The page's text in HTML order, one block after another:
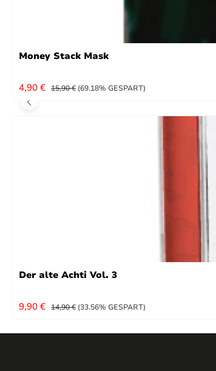
Money Stack Mask
VERKAUFSPREIS:
4,90 € REGULÄRER PREIS:
15,90 € (69.18% GESPART)
Der alte Achti Vol. 3
VERKAUFSPREIS:
9,90 € REGULÄRER PREIS:
14,90 € (33.56% GESPART)